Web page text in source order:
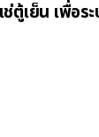
ตู้เย็น เพื่อร